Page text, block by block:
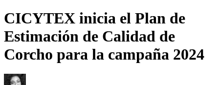
CICYTEX inicia el Plan de
Estimación de Calidad de
Corcho para la campaña 2024